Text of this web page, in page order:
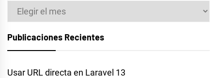
Archivos
Publicaciones Recientes
Usar URL directa en Laravel 13